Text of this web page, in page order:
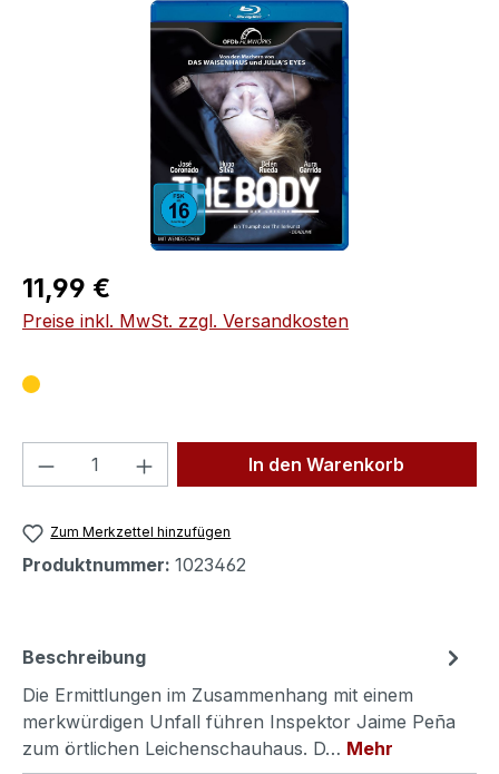
Bildergalerie überspringen
Regulärer Preis:
11,99 €
Preise inkl. MwSt. zzgl. Versandkosten
Produkt Anzahl: Gib denIn den Warenkorb
Zum Merkzettel hinzufügen
Produktnummer: 1023462
Beschreibung
Die Ermittlungen im Zusammenhang mit einem
merkwürdigen Unfall führen Inspektor Jaime Peña
zum örtlichen Leichenschauhaus. D… Mehr